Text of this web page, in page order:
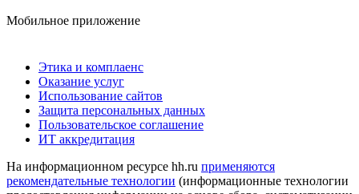
Мобильное приложение
Этика и комплаенс
Оказание услуг
Использование сайтов
Защита персональных данных
Пользовательское соглашение
ИТ аккредитация
На информационном ресурсе hh.ru применяются
рекомендательные технологии (информационные технологии